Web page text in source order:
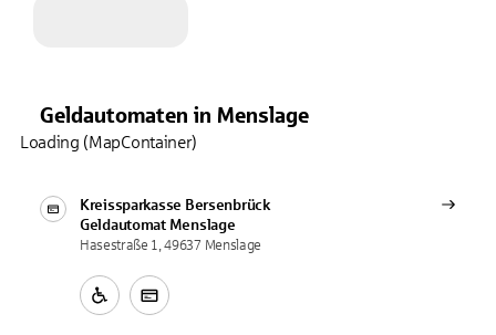
Geldautomaten in Menslage
Kreissparkasse Bersenbrück
Geldautomat Menslage
Hasestraße 1, 49637 Menslage
Loading (MapContainer)